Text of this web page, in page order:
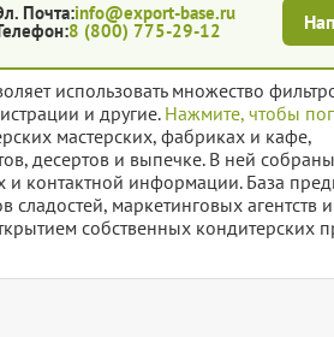
Почта:info@export-base.ru
8 (800) 775-29-12
использовать множество
и другие.Нажмите, чтобы
мастерских, фабриках и кафе,
десертов и выпечке. В ней
и контактной информации. База
маркетинговых агентств и
собственных кондитерских